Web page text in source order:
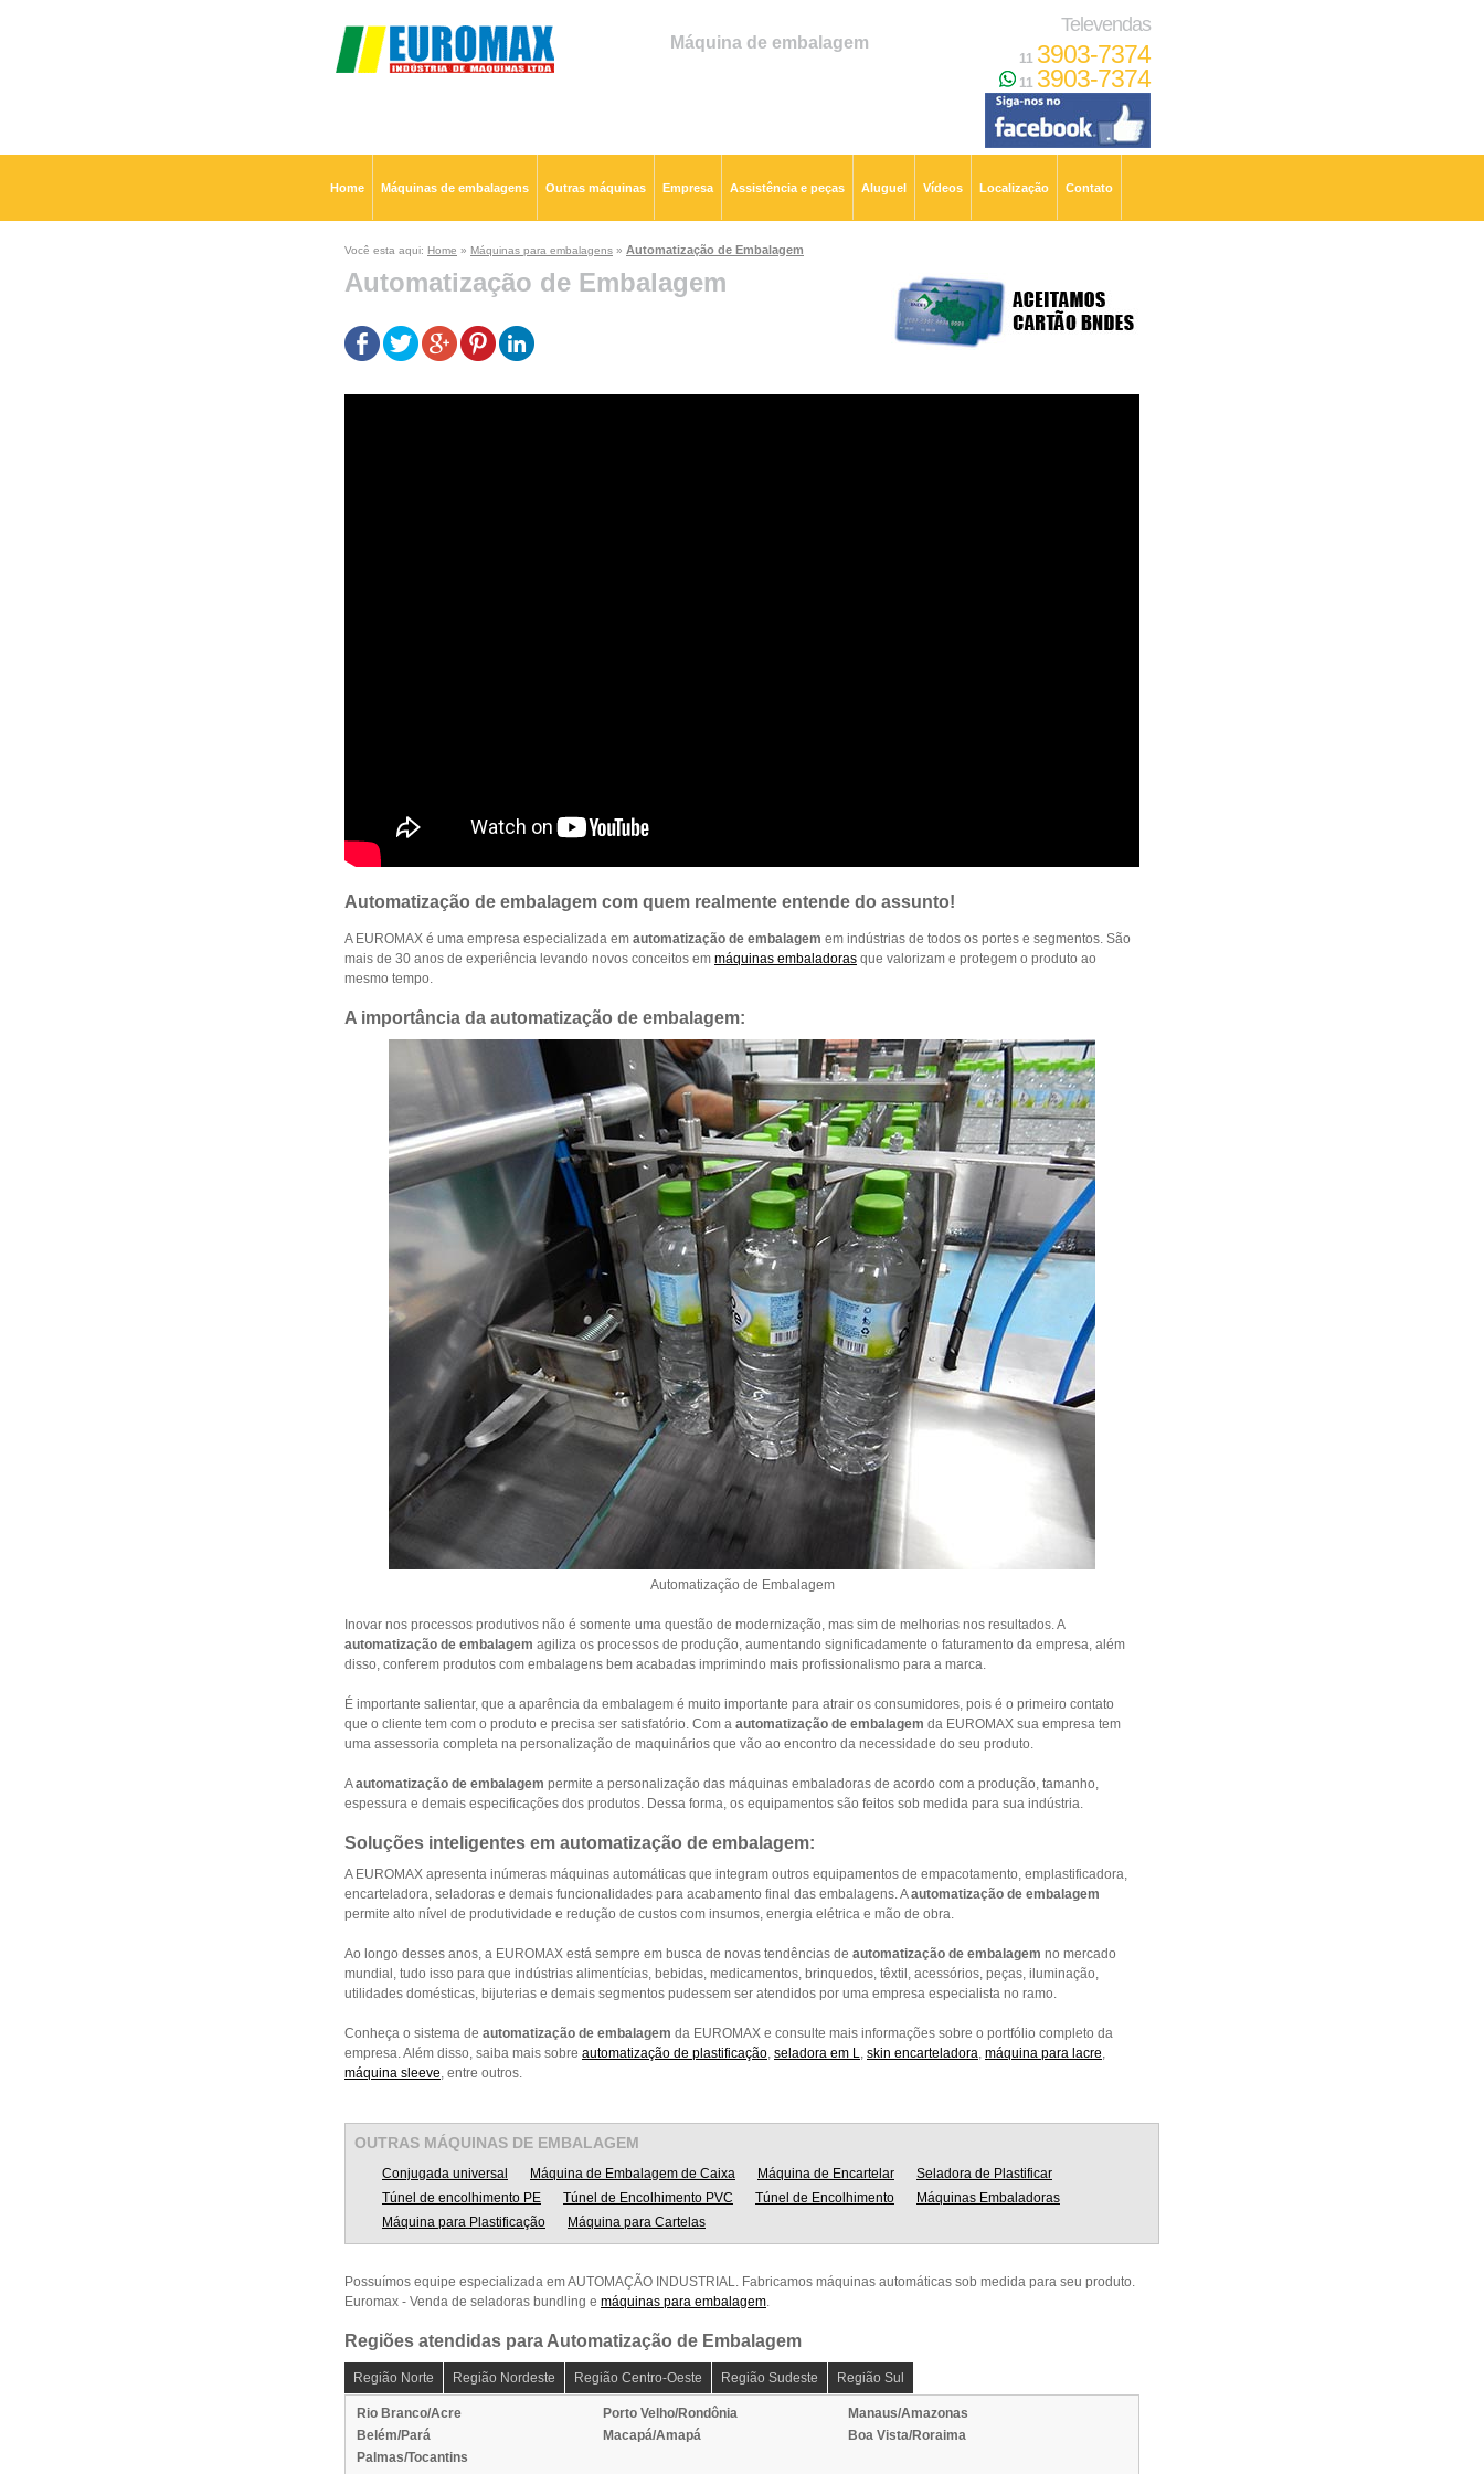
Televendas
11 3903-7374
11 3903-7374
Máquina de embalagem
Home Máquinas de embalagens Outras máquinas Empresa Assistência e peças Aluguel Vídeos Localização Contato
Você esta aqui: Home » Máquinas para embalagens » Automatização de Embalagem
Automatização de Embalagem
Automatização de embalagem com quem realmente entende do assunto!
A EUROMAX é uma empresa especializada em automatização de embalagem em indústrias de todos os portes e segmentos. São
mais de 30 anos de experiência levando novos conceitos em máquinas embaladoras que valorizam e protegem o produto ao
mesmo tempo.
A importância da automatização de embalagem:
Automatização de Embalagem
Inovar nos processos produtivos não é somente uma questão de modernização, mas sim de melhorias nos resultados. A
automatização de embalagem agiliza os processos de produção, aumentando significadamente o faturamento da empresa, além
disso, conferem produtos com embalagens bem acabadas imprimindo mais profissionalismo para a marca.
É importante salientar, que a aparência da embalagem é muito importante para atrair os consumidores, pois é o primeiro contato
que o cliente tem com o produto e precisa ser satisfatório. Com a automatização de embalagem da EUROMAX sua empresa tem
uma assessoria completa na personalização de maquinários que vão ao encontro da necessidade do seu produto.
Aautomatização de embalagem permite a personalização das máquinas embaladoras de acordo com a produção, tamanho,
espessura e demais especificações dos produtos. Dessa forma, os equipamentos são feitos sob medida para sua indústria.
Soluções inteligentes em automatização de embalagem:
A EUROMAX apresenta inúmeras máquinas automáticas que integram outros equipamentos de empacotamento, emplastificadora,
encarteladora, seladoras e demais funcionalidades para acabamento final das embalagens. Aautomatização de embalagem
permite alto nível de produtividade e redução de custos com insumos, energia elétrica e mão de obra.
Ao longo desses anos, a EUROMAX está sempre em busca de novas tendências de automatização de embalagem no mercado
mundial, tudo isso para que indústrias alimentícias, bebidas, medicamentos, brinquedos, têxtil, acessórios, peças, iluminação,
utilidades domésticas, bijuterias e demais segmentos pudessem ser atendidos por uma empresa especialista no ramo.
Conheça o sistema de automatização de embalagem da EUROMAX e consulte mais informações sobre o portfólio completo da
empresa. Além disso, saiba mais sobre automatização de plastificação, seladora em L, skin encarteladora, máquina para lacre,
máquina sleeve, entre outros.
OUTRAS MÁQUINAS DE EMBALAGEM
Conjugada universal Máquina de Embalagem de Caixa Máquina de Encartelar
Seladora de Plastificar
Túnel de encolhimento PE
Túnel de Encolhimento PVC Túnel de Encolhimento
Máquinas Embaladoras
Máquina para Plastificação
Máquina para Cartelas
Possuímos equipe especializada em AUTOMAÇÃO INDUSTRIAL. Fabricamos máquinas automáticas sob medida para seu produto.
Euromax - Venda de seladoras bundling e máquinas para embalagem.
Regiões atendidas para Automatização de Embalagem
Região Norte Região Nordeste Região Centro-Oeste Região Sudeste Região Sul
Rio Branco/Acre Porto Velho/Rondônia
Manaus/Amazonas
Belém/Pará
Macapá/Amapá
Boa Vista/Roraima
Palmas/Tocantins